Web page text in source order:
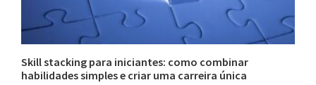
Skill stacking para iniciantes: como combinar
habilidades simples e criar uma carreira única